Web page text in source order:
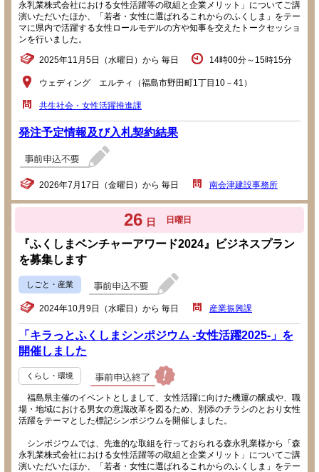
永乳業株式会社における女性活躍等の取組と企業メリット」についてご講
演いただいたほか、「若者・女性に選ばれるこれからのふくしま」をテー
マに県内で活躍する女性ロールモデルの方や知事を交えたトークセッショ
ンを行いました。
2025年11月5日（水曜日）から 毎日 14時00分～15時15分
ウェディング エルティ（福島市野田町1丁目10－41）
共生社会・女性活躍推進課
発注予定情報及び入札契約結果
2026年7月17日（金曜日）から 毎日 南会津建設事務所
26 日 日曜日
『ふくしまベンチャーアワード2024』ビジネスプラン
を募集します
しごと・産業
2024年10月9日（水曜日）から 毎日 産業振興課
「キラっとふくしまシンポジウム -女性活躍2025-」を
開催しました
くらし・環境
福島県主催のイベントとしまして、女性活躍に向けた機運の醸成や、職
場・地域における男女の意識改革を図るため、別添のチラシのとおり女性
活躍をテーマとした標記シンポジウムを開催しました。
シンポジウムでは、先進的な取組を行っておられる森永乳業様から「森
永乳業株式会社における女性活躍等の取組と企業メリット」についてご講
演いただいたほか、「若者・女性に選ばれるこれからのふくしま」をテー